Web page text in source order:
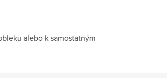
alebo k samostatným